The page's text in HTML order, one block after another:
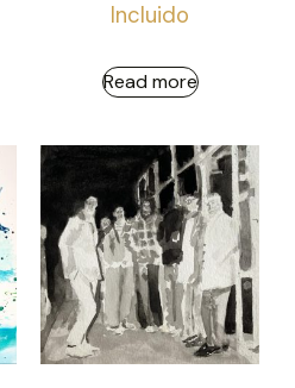
Incluido
Read more